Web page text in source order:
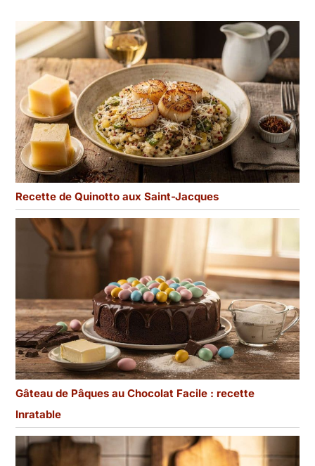
Recette de Quinotto aux Saint-Jacques
Gâteau de Pâques au Chocolat Facile : recette
Inratable